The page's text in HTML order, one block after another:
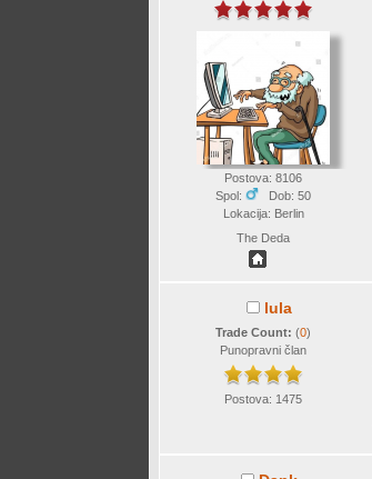
Postova: 8106
Spol:
Dob: 50
Lokacija: Berlin
The Deda
lula
Trade Count:(0)
Punopravni član
Postova: 1475